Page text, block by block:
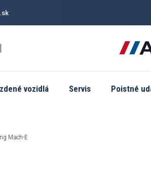
vozidlá Servis Poistné
Mach-E